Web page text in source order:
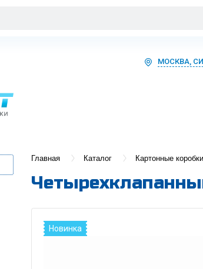
МОСКВА,
Главная Каталог Картонные коробки
Новинка